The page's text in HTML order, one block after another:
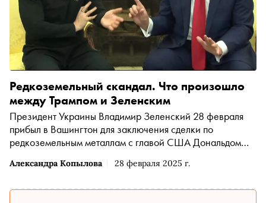
Александра Копылова 28 февраля 2025 г.
Редкоземельный скандал. Что произошло
между Трампом и Зеленским
Президент Украины Владимир Зеленский 28 февраля
прибыл в Вашингтон для заключения сделки по
редкоземельным металлам с главой США Дональдом
вопросы журналистов об урегулировании российско-
громким скандалом — в материале